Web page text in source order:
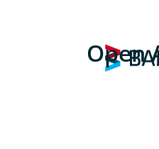
Open